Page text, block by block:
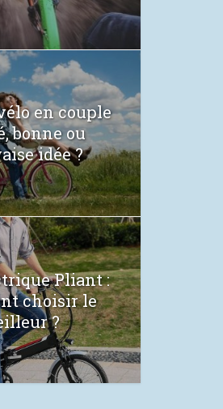
en couple
bonne ou
idée ?
Pliant :
choisir le
?